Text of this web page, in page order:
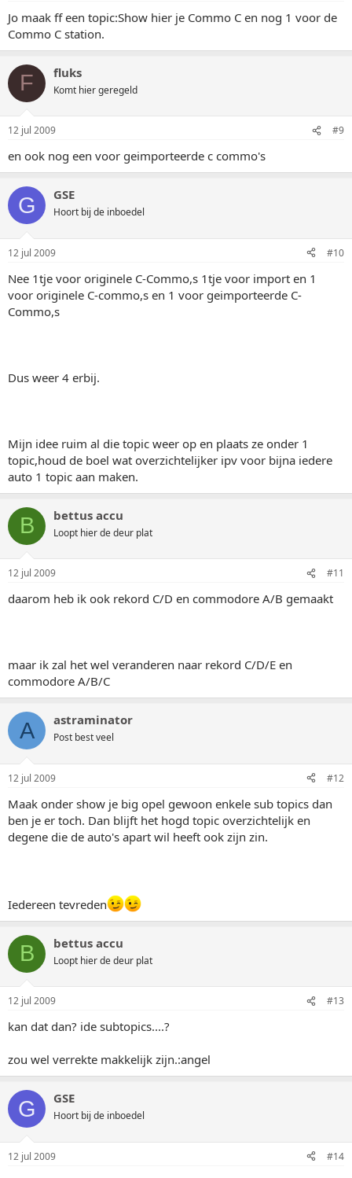
Jo maak ff een topic:Show hier je Commo C en nog 1 voor de
Commo C station.
F fluks
Komt hier geregeld
12 jul 2009 #9
en ook nog een voor geimporteerde c commo's
G GSE
Hoort bij de inboedel
12 jul 2009 #10
Nee 1tje voor originele C-Commo,s 1tje voor import en 1
voor originele C-commo,s en 1 voor geimporteerde C-
Commo,s
Dus weer 4 erbij.
Mijn idee ruim al die topic weer op en plaats ze onder 1
topic,houd de boel wat overzichtelijker ipv voor bijna iedere
auto 1 topic aan maken.
B bettus accu
Loopt hier de deur plat
12 jul 2009 #11
daarom heb ik ook rekord C/D en commodore A/B gemaakt
maar ik zal het wel veranderen naar rekord C/D/E en
commodore A/B/C
A astraminator
Post best veel
12 jul 2009 #12
Maak onder show je big opel gewoon enkele sub topics dan
ben je er toch. Dan blijft het hogd topic overzichtelijk en
degene die de auto's apart wil heeft ook zijn zin.
Iedereen tevreden
B bettus accu
Loopt hier de deur plat
12 jul 2009 #13
kan dat dan? ide subtopics....?
zou wel verrekte makkelijk zijn.:angel
G GSE
Hoort bij de inboedel
12 jul 2009 #14